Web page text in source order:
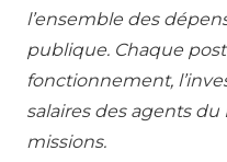
l’ensemble des
publique. Chaque
fonctionnement,
salaires des agents
missions.